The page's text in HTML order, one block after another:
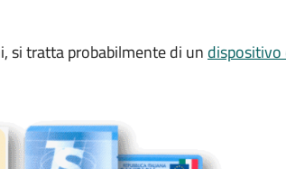
si tratta probabilmente di un